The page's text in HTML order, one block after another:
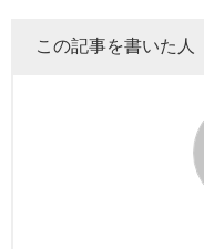
この記事を書いた人